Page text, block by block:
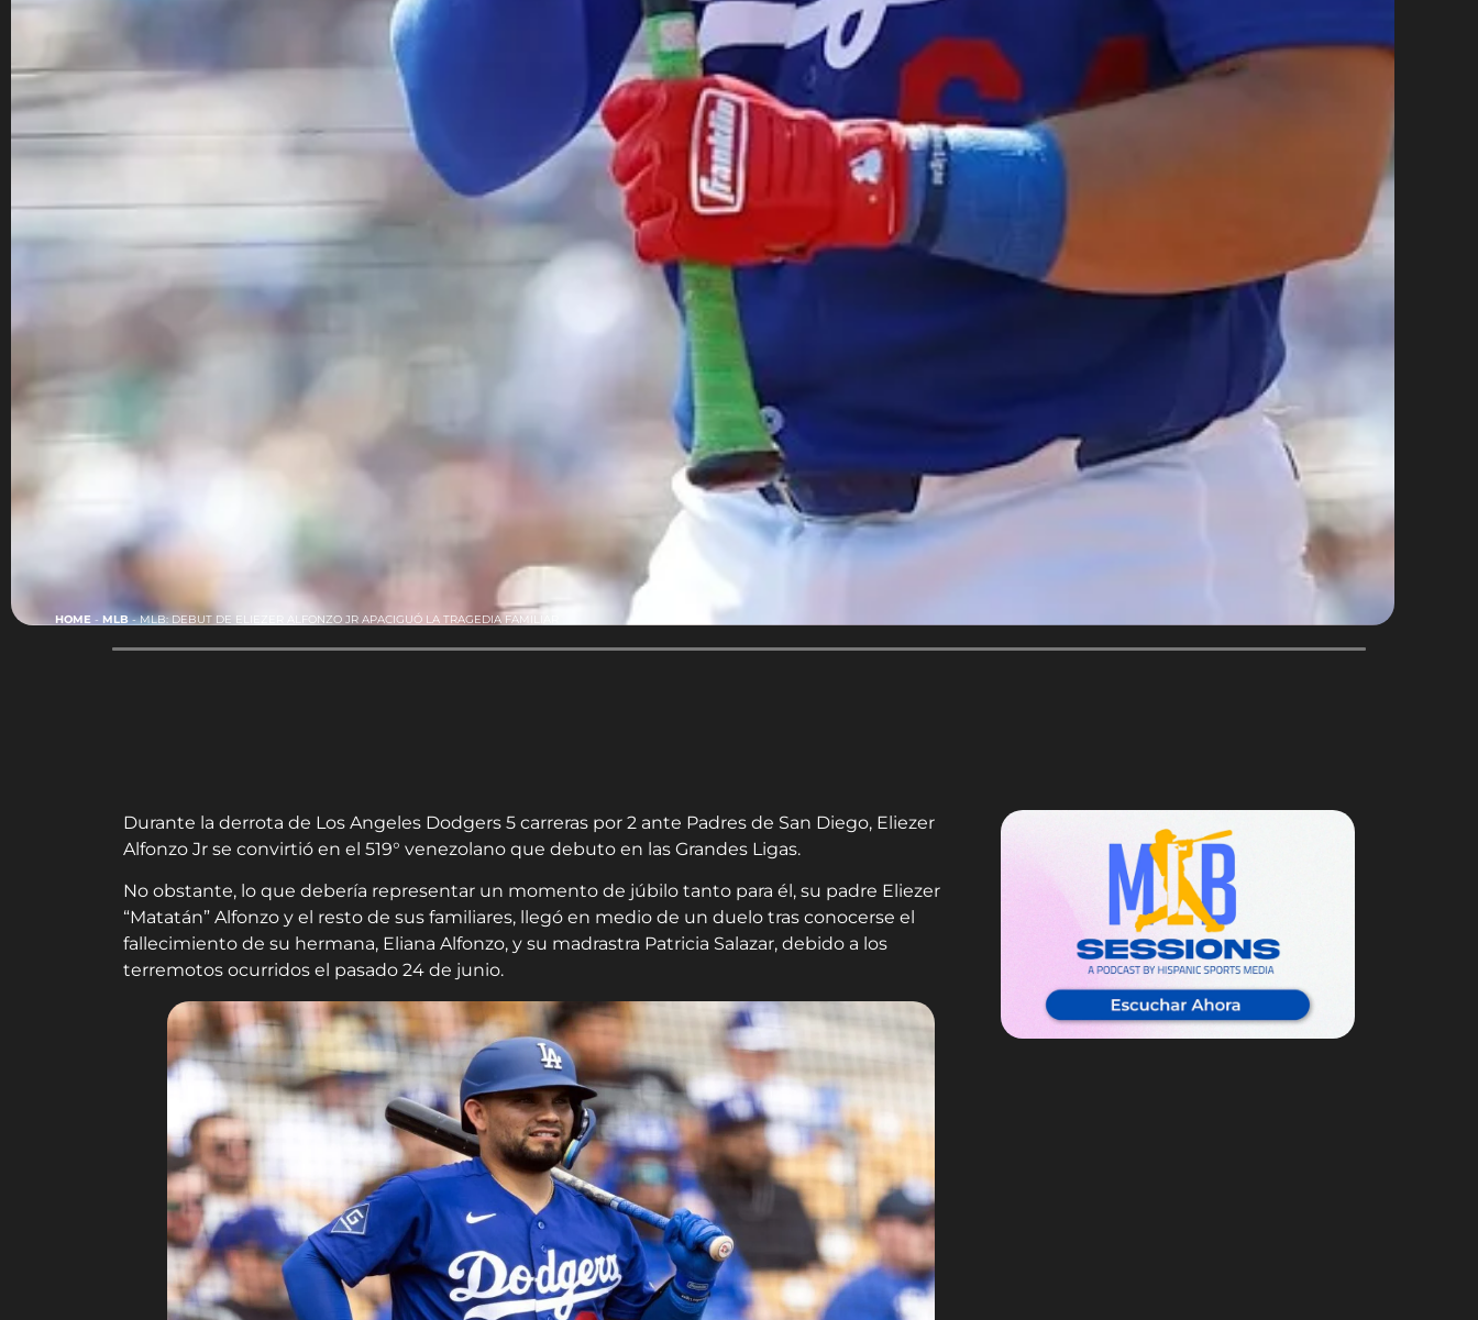
HOME- MLB-MLB: DEBUT DE ELIEZER ALFONZO JR APACIGUÓ LA TRAGEDIA FAMILIAR
Durante la derrota de Los Angeles Dodgers 5 carreras por 2 ante Padres de San Diego, Eliezer
Alfonzo Jr se convirtió en el 519° venezolano que debuto en las Grandes Ligas.
No obstante, lo que debería representar un momento de júbilo tanto para él, su padre Eliezer
“Matatán” Alfonzo y el resto de sus familiares, llegó en medio de un duelo tras conocerse el
fallecimiento de su hermana, Eliana Alfonzo, y su madrastra Patricia Salazar, debido a los
terremotos ocurridos el pasado 24 de junio.